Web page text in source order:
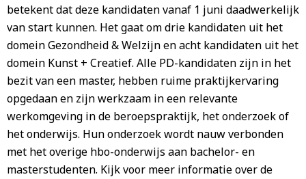
betekent dat deze kandidaten vanaf 1 juni daadwerkelijk
van start kunnen. Het gaat om drie kandidaten uit het
domein Gezondheid & Welzijn en acht kandidaten uit het
domein Kunst + Creatief. Alle PD-kandidaten zijn in het
bezit van een master, hebben ruime praktijkervaring
opgedaan en zijn werkzaam in een relevante
werkomgeving in de beroepspraktijk, het onderzoek of
het onderwijs. Hun onderzoek wordt nauw verbonden
met het overige hbo-onderwijs aan bachelor- en
masterstudenten. Kijk voor meer informatie over de